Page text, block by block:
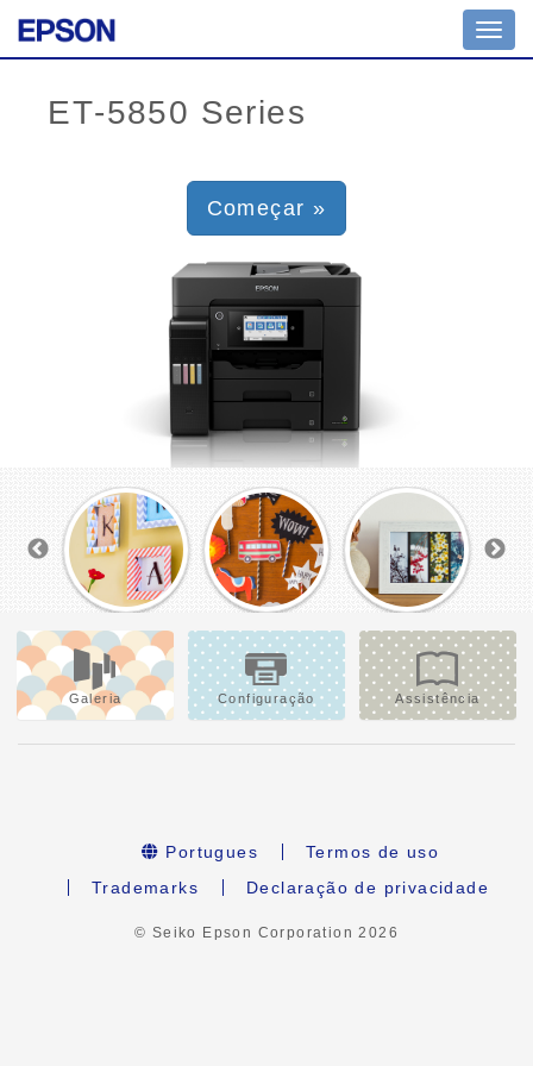
Começar »
Galeria Configuração Assistência
Portugues
Termos de uso
Trademarks
Declaração de privacidade
© Seiko Epson Corporation2026